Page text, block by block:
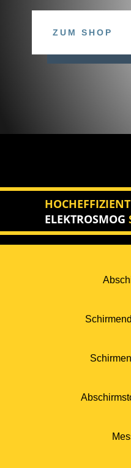
ZUM SHOP
ELEKTROSMOG